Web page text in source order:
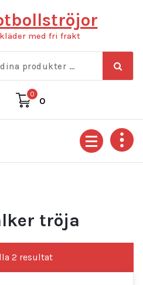
med fri frakt
0
0
tröja
2 resultatSortera
efter